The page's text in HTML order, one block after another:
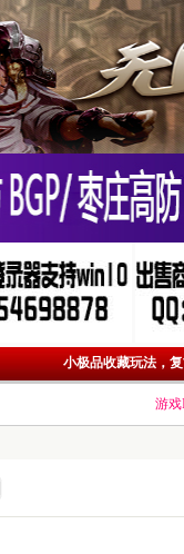
小极品收藏玩法，
游戏